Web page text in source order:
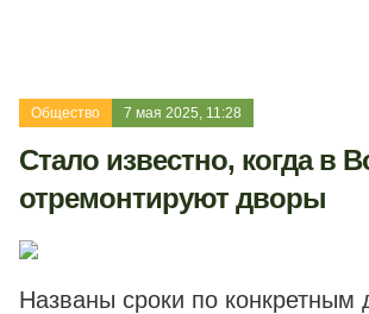
Общество 7 мая 2025, 11:28
Стало известно, когда в
отремонтируют дворы
Названы сроки по конкретным